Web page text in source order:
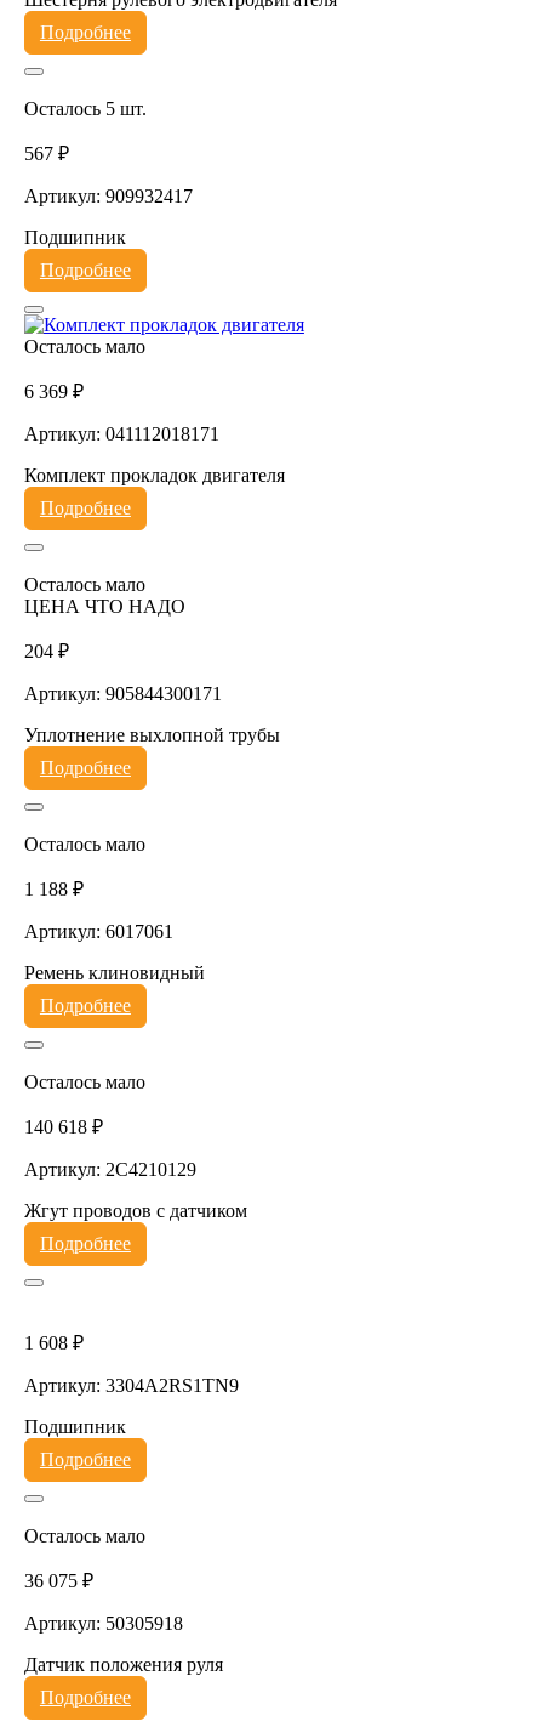
Подробнее
Осталось 5 шт.
567 ₽
Артикул: 909932417
Подшипник
Подробнее
Осталось мало
6 369 ₽
Артикул: 041112018171
Комплект прокладок двигателя
Подробнее
Осталось мало
ЦЕНА ЧТО НАДО
204 ₽
Артикул: 905844300171
Уплотнение выхлопной трубы
Подробнее
Осталось мало
1 188 ₽
Артикул: 6017061
Ремень клиновидный
Подробнее
Осталось мало
140 618 ₽
Артикул: 2C4210129
Жгут проводов с датчиком
Подробнее
1 608 ₽
Артикул: 3304A2RS1TN9
Подшипник
Подробнее
Осталось мало
36 075 ₽
Артикул: 50305918
Датчик положения руля
Подробнее